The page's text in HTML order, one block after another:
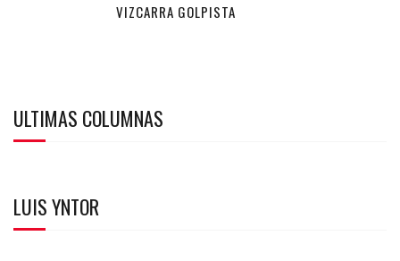
VIZCARRA GOLPISTA
ULTIMAS COLUMNAS
LUIS YNTOR